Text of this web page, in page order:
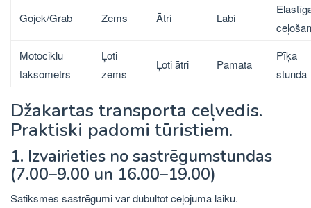
Gojek/Grab Zems Ātri Labi
Motociklu
taksometrs
Ļoti
zems
Ļoti ātri Pamata
Pīķa
stunda
Džakartas transporta ceļvedis.
Praktiski padomi tūristiem.
1. Izvairieties no sastrēgumstundas
(7.00–9.00 un 16.00–19.00)
Satiksmes sastrēgumi var dubultot ceļojuma laiku.